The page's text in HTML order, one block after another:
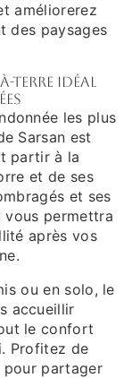
améliorerez
des paysages
à-terre idéal
les plus
Sarsan est
partir à la
et de ses
et ses
vous permettra
après vos
ou en solo, le
accueillir
le confort
Profitez de
pour partager